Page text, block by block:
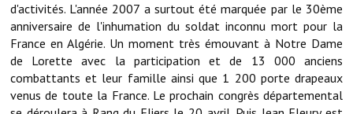
Numéros d'urgence
Terrains et maisons à vendre
VOTRE MAIRIE
d'activités. L'année 2007 a surtout été marquée par le 30ème
anniversaire de l'inhumation du soldat inconnu mort pour la
France en Algérie. Un moment très émouvant à Notre Dame
de Lorette avec la participation et de 13 000 anciens
combattants et leur famille ainsi que 1 200 porte drapeaux
venus de toute la France. Le prochain congrès départemental